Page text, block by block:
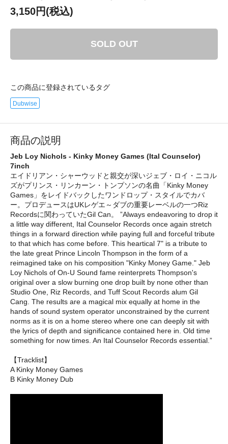
3,150円(税込)
SOLD OUT
この商品に登録されているタグ
Dubwise
商品の説明
Jeb Loy Nichols - Kinky Money Games (Ital Counselor)
7inch
エイドリアン・シャーウッドと親交が深いジェブ・ロイ・ニコル
ズがプリンス・リンカーン・トンプソンの名曲「Kinky Money
Games」をレイドバックしたワンドロップ・スタイルでカバ
ー。プロデュースはUKレゲエ～ダブの重要レーベルの一つRiz
Recordsに関わっていたGil Can。 ”Always endeavoring to drop it
a little way different, Ital Counselor Records once again stretch
things in a forward direction while paying full and forceful tribute
to that which has come before. This heartical 7" is a tribute to
the late great Prince Lincoln Thompson in the form of a
reimagined take on his composition "Kinky Money Game." Jeb
Loy Nichols of On-U Sound fame reinterprets Thompson's
original over a slow burning one drop built by none other than
Studio One, Riz Records, and Tuff Scout Records alum Gil
Cang. The results are a magical mix equally at home in the
hands of sound system operator unconstrained by the current
norms as it is on a home stereo where one can deeply sit with
the lyrics of depth and significance contained here in. Old time
something for now times. An Ital Counselor Records essential.”
【Tracklist】
A Kinky Money Games
B Kinky Money Dub